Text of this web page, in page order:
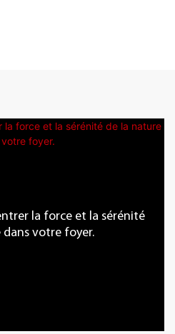
la force et la sérénité
dans votre foyer.